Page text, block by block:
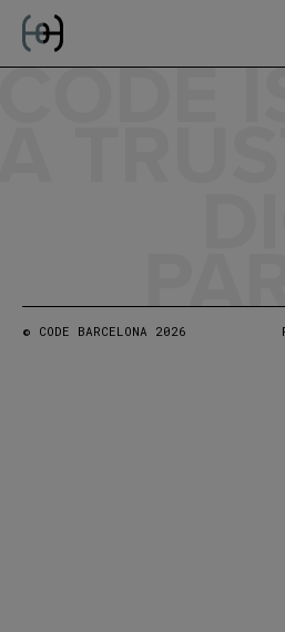
© CODE BARCELONA 2026